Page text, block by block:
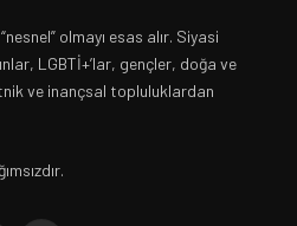
olmayı esas alır. Siyasi
LGBTİ+’lar, gençler, doğa ve
ve inançsal topluluklardan